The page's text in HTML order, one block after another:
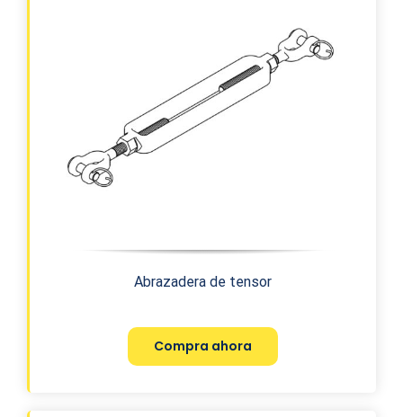
Abrazadera de tensor
Compra ahora